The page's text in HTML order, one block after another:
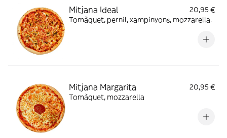
Mitjana Ideal
20,95 €
Tomàquet, pernil, xampinyons, mozzarella.
Mitjana Margarita
20,95 €
Tomàquet, mozzarella